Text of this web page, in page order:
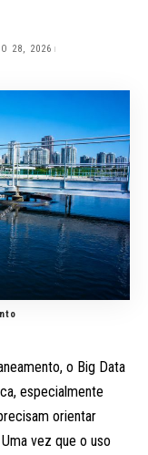
28, 2026
o Big Data
especialmente
orientar
vez que o uso